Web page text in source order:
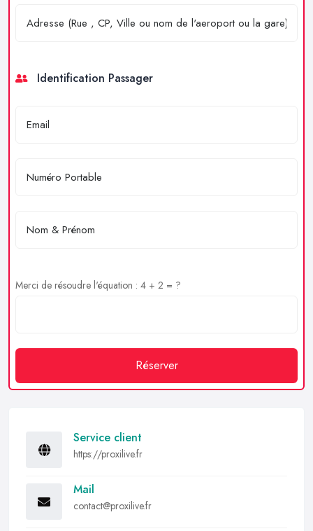
Identification Passager
Merci de résoudre l'équation : 4 + 2 = ?
Réserver
Service client
https://proxilive.fr
Mail
contact@proxilive.fr